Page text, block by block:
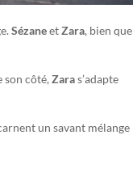
SézaneetZara, bien que
son côté,Zaras’adapte
un savant mélange